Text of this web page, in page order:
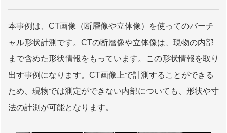
本事例は、CT画像（断層像や立体像）を使ってのバーチ
ャル形状計測です。CTの断層像や立体像は、現物の内部
まで含めた形状情報をもっています。この形状情報を取り
出す事例になります。CT画像上で計測することができる
ため、現物では測定ができない内部についても、形状や寸
法の計測が可能となります。